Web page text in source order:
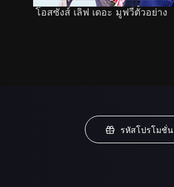
โอสซังส์ เลิฟ เดอะ มูฟวีตัวอย่าง
รหัสโปรโมชั่น